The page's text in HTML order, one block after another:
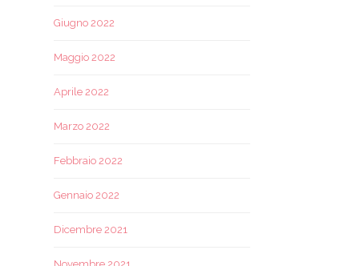
Giugno 2022
Maggio 2022
Aprile 2022
Marzo 2022
Febbraio 2022
Gennaio 2022
Dicembre 2021
Novembre 2021